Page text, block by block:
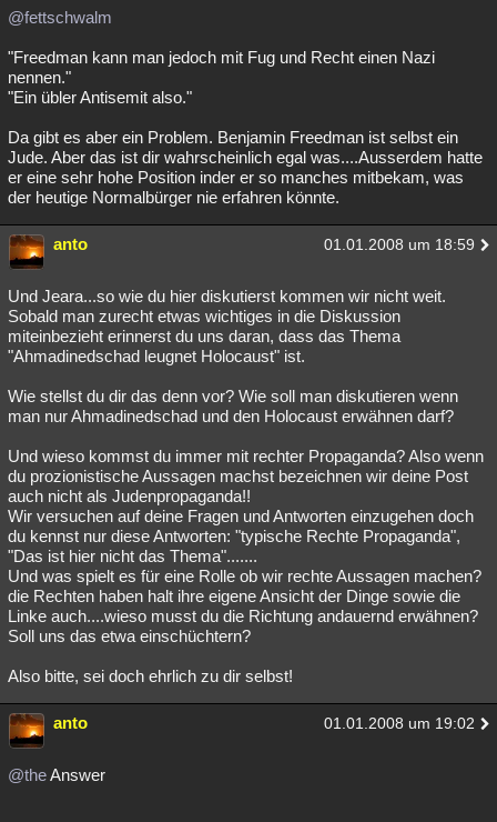
@fettschwalm
"Freedman kann man jedoch mit Fug und Recht einen Nazi
nennen."
"Ein übler Antisemit also."
Da gibt es aber ein Problem. Benjamin Freedman ist selbst ein
Jude. Aber das ist dir wahrscheinlich egal was....Ausserdem hatte
er eine sehr hohe Position inder er so manches mitbekam, was
der heutige Normalbürger nie erfahren könnte.
anto 01.01.2008 um 18:59
Und Jeara...so wie du hier diskutierst kommen wir nicht weit.
Sobald man zurecht etwas wichtiges in die Diskussion
miteinbezieht erinnerst du uns daran, dass das Thema
"Ahmadinedschad leugnet Holocaust" ist.
Wie stellst du dir das denn vor? Wie soll man diskutieren wenn
man nur Ahmadinedschad und den Holocaust erwähnen darf?
Und wieso kommst du immer mit rechter Propaganda? Also wenn
du prozionistische Aussagen machst bezeichnen wir deine Post
auch nicht als Judenpropaganda!!
Wir versuchen auf deine Fragen und Antworten einzugehen doch
du kennst nur diese Antworten: "typische Rechte Propaganda",
"Das ist hier nicht das Thema".......
Und was spielt es für eine Rolle ob wir rechte Aussagen machen?
die Rechten haben halt ihre eigene Ansicht der Dinge sowie die
Linke auch....wieso musst du die Richtung andauernd erwähnen?
Soll uns das etwa einschüchtern?
Also bitte, sei doch ehrlich zu dir selbst!
anto 01.01.2008 um 19:02
@theAnswer